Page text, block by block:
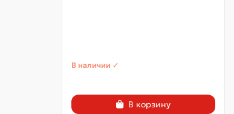
В наличии ✓
В корзину